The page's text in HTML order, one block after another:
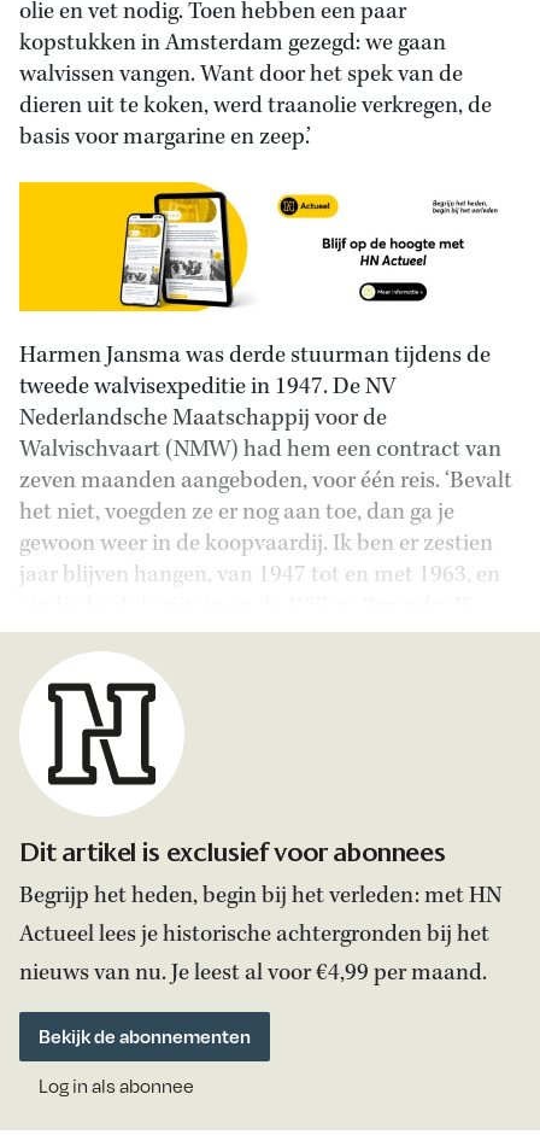
olie en vet nodig. Toen hebben een paar
kopstukken in Amsterdam gezegd: we gaan
walvissen vangen. Want door het spek van de
dieren uit te koken, werd traanolie verkregen, de
basis voor margarine en zeep.’
Harmen Jansma was derde stuurman tijdens de
tweede walvisexpeditie in 1947. De NV
Nederlandsche Maatschappij voor de
Walvischvaart (NMW) had hem een contract van
zeven maanden aangeboden, voor één reis. ‘Bevalt
het niet, voegden ze er nog aan toe, dan ga je
gewoon weer in de koopvaardij. Ik ben er zestien
jaar blijven hangen, van 1947 tot en met 1963, en
Dit artikel is exclusief voor abonnees
Begrijp het heden, begin bij het verleden: met HN
Actueel lees je historische achtergronden bij het
nieuws van nu. Je leest al voor €4,99 per maand.
Bekijk de abonnementen
Log in als abonnee